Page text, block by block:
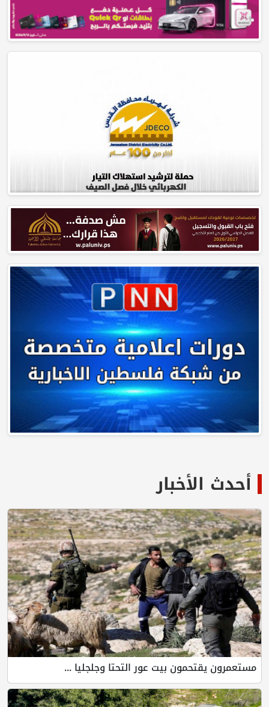
أحدث الأخبار
مستعمرون يقتحمون بيت عور التحتا وجلجليا ...